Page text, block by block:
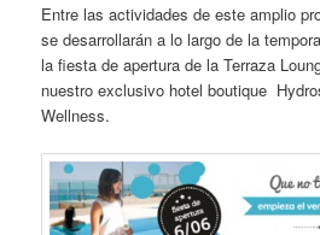
Entre las actividades de este amplio
se desarrollarán a lo largo de la
la fiesta de apertura de la Terraza
nuestro exclusivo hotel boutique
Wellness.